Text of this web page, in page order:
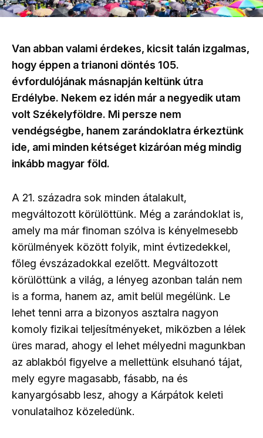
Van abban valami érdekes, kicsit talán izgalmas,
hogy éppen a trianoni döntés 105.
évfordulójának másnapján keltünk útra
Erdélybe. Nekem ez idén már a negyedik utam
volt Székelyföldre. Mi persze nem
vendégségbe, hanem zarándoklatra érkeztünk
ide, ami minden kétséget kizáróan még mindig
inkább magyar föld.
A 21. századra sok minden átalakult,
megváltozott körülöttünk. Még a zarándoklat is,
amely ma már finoman szólva is kényelmesebb
körülmények között folyik, mint évtizedekkel,
főleg évszázadokkal ezelőtt. Megváltozott
körülöttünk a világ, a lényeg azonban talán nem
is a forma, hanem az, amit belül megélünk. Le
lehet tenni arra a bizonyos asztalra nagyon
komoly fizikai teljesítményeket, miközben a lélek
üres marad, ahogy el lehet mélyedni magunkban
az ablakból figyelve a mellettünk elsuhanó tájat,
mely egyre magasabb, fásabb, na és
kanyargósabb lesz, ahogy a Kárpátok keleti
vonulataihoz közeledünk.